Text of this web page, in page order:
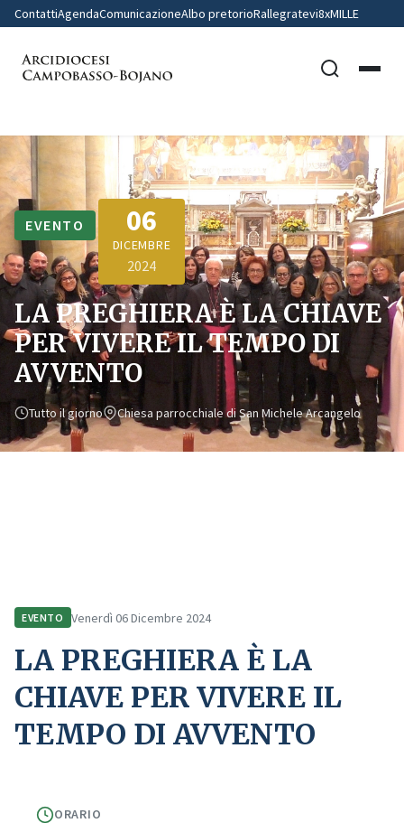
ContattiAgendaComunicazioneAlbo pretorioRallegratevi8xMILLE
EVENTO 06
DICEMBRE
2024
LA PREGHIERA È LA CHIAVE
PER VIVERE IL TEMPO DI
AVVENTO
Tutto il giorno Chiesa parrocchiale di San Michele Arcangelo
EVENTO Venerdì 06 Dicembre 2024
LA PREGHIERA È LA
CHIAVE PER VIVERE IL
TEMPO DI AVVENTO
ORARIO